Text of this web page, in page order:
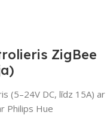
ZigBee
(5–24V DC, līdz 15A) ar
Philips Hue